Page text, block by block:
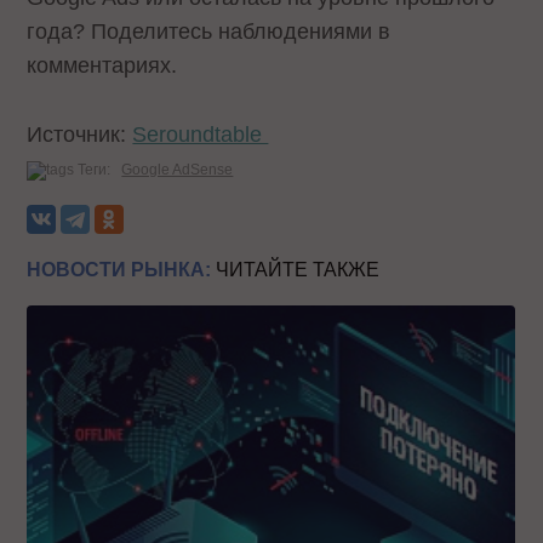
года? Поделитесь наблюдениями в
комментариях.
Источник: Seroundtable
Теги: Google AdSense
НОВОСТИ РЫНКА: ЧИТАЙТЕ ТАКЖЕ